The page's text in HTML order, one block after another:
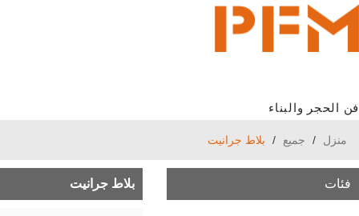
فن الحجر والبناء
منزل / جميع / بلاط جرانيت
فئات بلاط جرانيت